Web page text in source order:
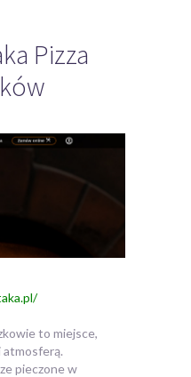
Pizza
to miejsce,
atmosferą.
pieczone w